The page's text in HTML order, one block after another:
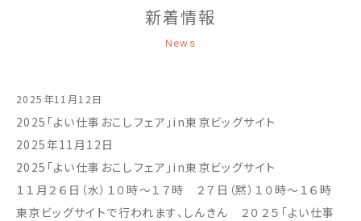
新着情報
News
2025年11月12日
2025「よい仕事おこしフェア」in東京ビッグサイト
2025年11月12日
2025「よい仕事おこしフェア」in東京ビッグサイト
１１月２６日（水）１０時～１７時 ２７日（黙）１０時～１６時
東京ビッグサイトで行われます、しんきん ２０２５「よい仕事